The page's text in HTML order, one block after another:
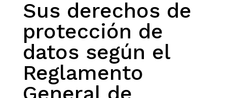
Sus derechos de
protección de
datos según el
Reglamento